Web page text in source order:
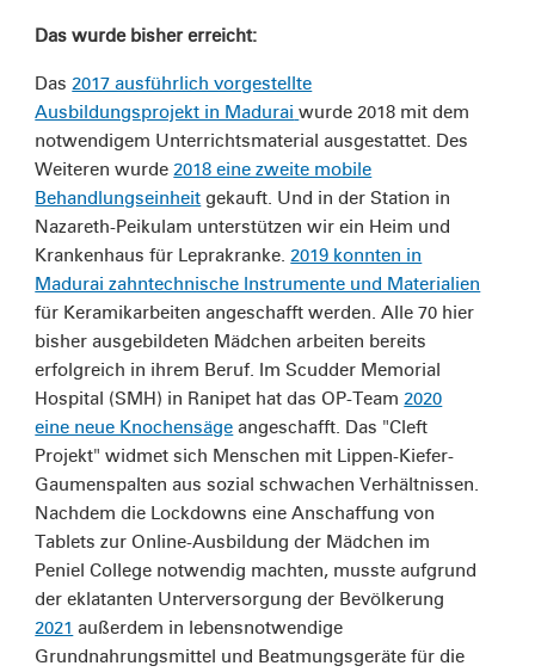
Das wurde bisher erreicht:
Das2017 ausführlich vorgestellte
Ausbildungsprojekt in Madurai wurde 2018 mit dem
notwendigem Unterrichtsmaterial ausgestattet. Des
Weiteren wurde2018 eine zweite mobile
Behandlungseinheit gekauft. Und in der Station in
Nazareth-Peikulam unterstützen wir ein Heim und
Krankenhaus für Leprakranke.2019 konnten in
Madurai zahntechnische Instrumente und Materialien
für Keramikarbeiten angeschafft werden. Alle 70 hier
bisher ausgebildeten Mädchen arbeiten bereits
erfolgreich in ihrem Beruf. Im Scudder Memorial
Hospital (SMH) in Ranipet hat das OP-Team2020
eine neue Knochensäge angeschafft. Das "Cleft
Projekt" widmet sich Menschen mit Lippen-Kiefer-
Gaumenspalten aus sozial schwachen Verhältnissen.
Nachdem die Lockdowns eine Anschaffung von
Tablets zur Online-Ausbildung der Mädchen im
Peniel College notwendig machten, musste aufgrund
der eklatanten Unterversorgung der Bevölkerung
2021 außerdem in lebensnotwendige
Grundnahrungsmittel und Beatmungsgeräte für die